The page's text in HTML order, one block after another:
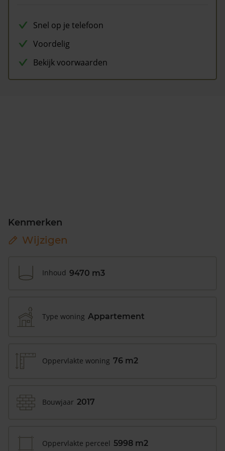
Snel op je telefoon
Voordelig
Bekijk voorwaarden
Kenmerken
Wijzigen
Inhoud 9470 m3
Type woning Appartement
Oppervlakte woning 76 m2
Bouwjaar 2017
Oppervlakte perceel 5998 m2